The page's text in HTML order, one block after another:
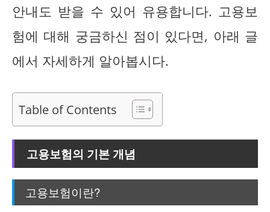
안내도 받을 수 있어 유용합니다. 고용보
험에 대해 궁금하신 점이 있다면, 아래 글
에서 자세하게 알아봅시다.
Table of Contents
고용보험의 기본 개념
고용보험이란?